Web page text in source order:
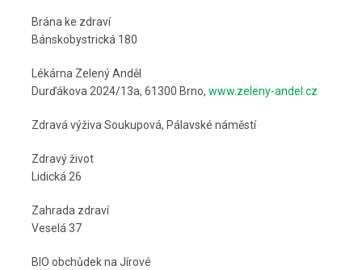
Brána ke zdraví
Bánskobystrická 180
Lékárna Zelený Anděl
Durďákova 2024/13a, 61300 Brno, www.zeleny-andel.cz
Zdravá výživa Soukupová, Pálavské náměstí
Zdravý život
Lidická 26
Zahrada zdraví
Veselá 37
BIO obchůdek na Jírové